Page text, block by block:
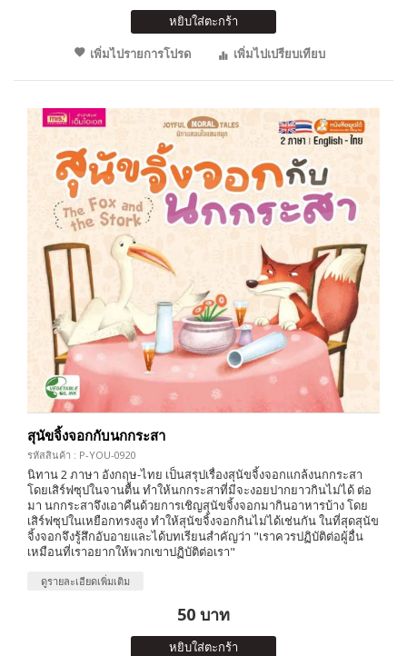
หยิบใส่ตะกร้า
เพิ่มไปรายการโปรด
เพิ่มไปเปรียบเทียบ
สุนัขจิ้งจอกกับนกกระสา
รหัสสินค้า : P-YOU-0920
นิทาน 2 ภาษา อังกฤษ-ไทย เป็นสรุปเรื่องสุนัขจิ้งจอกแกล้งนกกระสา
โดยเสิร์ฟซุปในจานตื้น ทำให้นกกระสาที่มีจะงอยปากยาวกินไม่ได้ ต่อ
มา นกกระสาจึงเอาคืนด้วยการเชิญสุนัขจิ้งจอกมากินอาหารบ้าง โดย
เสิร์ฟซุปในเหยือกทรงสูง ทำให้สุนัขจิ้งจอกกินไม่ได้เช่นกัน ในที่สุดสุนัข
จิ้งจอกจึงรู้สึกอับอายและได้บทเรียนสำคัญว่า "เราควรปฏิบัติต่อผู้อื่น
เหมือนที่เราอยากให้พวกเขาปฏิบัติต่อเรา"
ดูรายละเอียดเพิ่มเติม
50 บาท
หยิบใส่ตะกร้า